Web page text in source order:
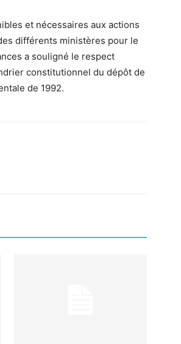
et nécessaires aux actions
différents ministères pour le
a souligné le respect
constitutionnel du dépôt de
de 1992.